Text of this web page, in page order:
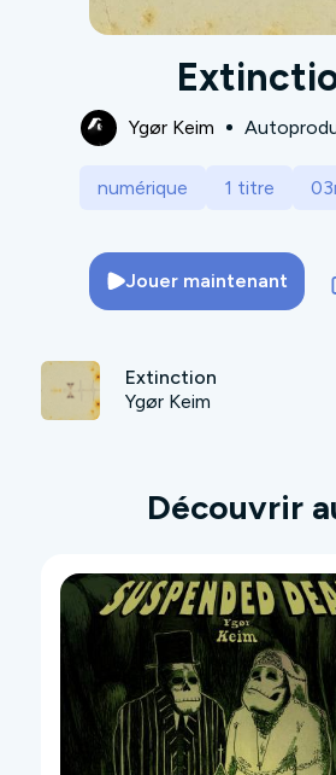
Ygør Keim
numérique 1 titre
Jouer maintenant
Extinction
Ygør Keim
Découvrir